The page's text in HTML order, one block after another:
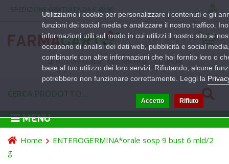
SPEDIZIONE GRATUITA DA € 49,90
LE NOSTRE GUIDE GLUTEN FREE COUPON
MENU
Home
ENTEROGERMINA*orale sosp 9 bust 6 mld/2
g
Utilizziamo i cookie per personalizzare i contenuti e gli
funzioni dei social media e analizzare il nostro traffico.
informazioni utili sul modo in cui utilizzi il nostro sito ai
occupano di analisi dei dati web, pubblicità e social
combinarle con altre informazioni che hai fornito loro o
base al tuo utilizzo dei loro servizi. Rifiutando, alcune
potrebbero non funzionare correttamente. Leggi la
Accetto Rifiuto